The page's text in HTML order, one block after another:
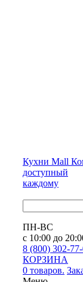
Кухни Mall
доступный
каждому
ПН-ВС
с 10:00 до
8 (800) 302-
КОРЗИНА
0 товаров.